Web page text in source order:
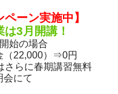
ペーン実施中】
3月開講！
始の場合
22,000）⇒0円
さらに春期講習無料
にて